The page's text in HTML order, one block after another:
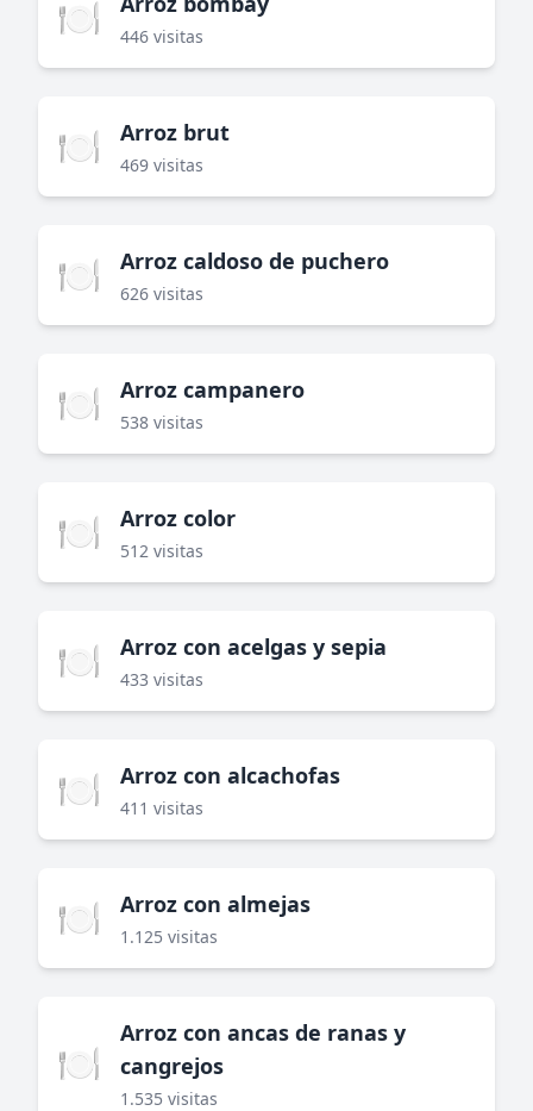
🍽️ 446 visitas
🍽️ Arroz brut
469 visitas
🍽️ Arroz caldoso de puchero
626 visitas
🍽️ Arroz campanero
538 visitas
🍽️ Arroz color
512 visitas
🍽️ Arroz con acelgas y sepia
433 visitas
🍽️ Arroz con alcachofas
411 visitas
🍽️ Arroz con almejas
1.125 visitas
🍽️
Arroz con ancas de ranas y
cangrejos
1.535 visitas